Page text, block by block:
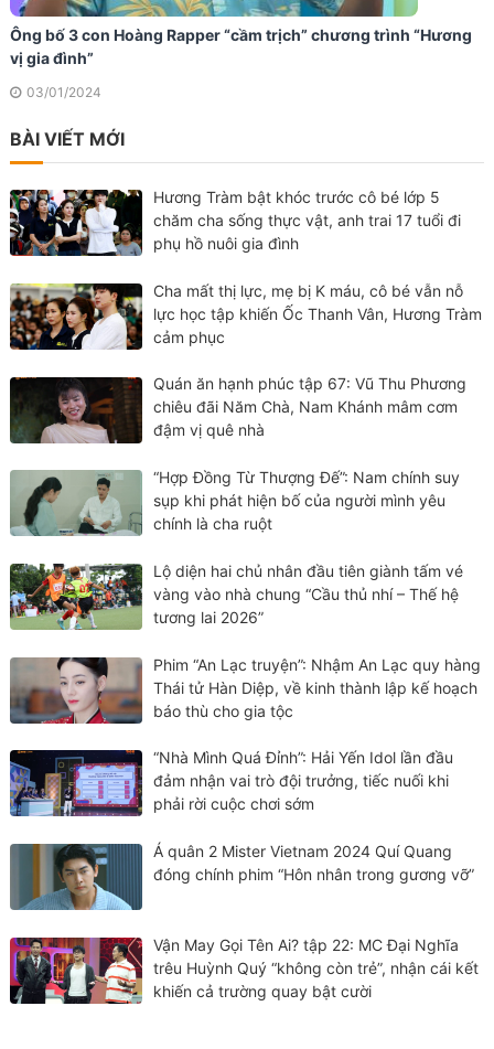
Ông bố 3 con Hoàng Rapper “cầm trịch” chương trình “Hương
vị gia đình”
03/01/2024
BÀI VIẾT MỚI
Hương Tràm bật khóc trước cô bé lớp 5
chăm cha sống thực vật, anh trai 17 tuổi đi
phụ hồ nuôi gia đình
Cha mất thị lực, mẹ bị K máu, cô bé vẫn nỗ
lực học tập khiến Ốc Thanh Vân, Hương Tràm
cảm phục
Quán ăn hạnh phúc tập 67: Vũ Thu Phương
chiêu đãi Năm Chà, Nam Khánh mâm cơm
đậm vị quê nhà
“Hợp Đồng Từ Thượng Đế”: Nam chính suy
sụp khi phát hiện bố của người mình yêu
chính là cha ruột
Lộ diện hai chủ nhân đầu tiên giành tấm vé
vàng vào nhà chung “Cầu thủ nhí – Thế hệ
tương lai 2026”
Phim “An Lạc truyện”: Nhậm An Lạc quy hàng
Thái tử Hàn Diệp, về kinh thành lập kế hoạch
báo thù cho gia tộc
“Nhà Mình Quá Đỉnh”: Hải Yến Idol lần đầu
đảm nhận vai trò đội trưởng, tiếc nuối khi
phải rời cuộc chơi sớm
Á quân 2 Mister Vietnam 2024 Quí Quang
đóng chính phim “Hôn nhân trong gương vỡ”
Vận May Gọi Tên Ai? tập 22: MC Đại Nghĩa
trêu Huỳnh Quý “không còn trẻ”, nhận cái kết
khiến cả trường quay bật cười